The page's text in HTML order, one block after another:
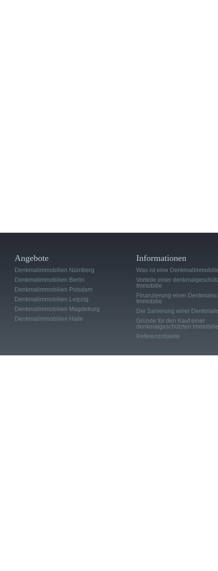
Angebote
Denkmalimmobilien Nürnberg
Denkmalimmobilien Berlin
Denkmalimmobilien Potsdam
Denkmalimmobilien Leipzig
Denkmalimmobilien Magdeburg
Denkmalimmobilien Halle
Informationen
Was ist eine
Vorteile einer
Immobilie
Finanzierung einer
Immobilie
Die Sanierung einer
Gründe für den Kauf einer
denkmalgeschützten Immobilie
Referenzobjekte